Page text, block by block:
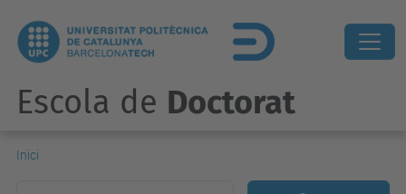
Escola de Doctorat
Inici